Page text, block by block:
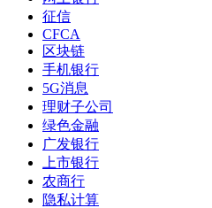
征信
CFCA
区块链
手机银行
5G消息
理财子公司
绿色金融
广发银行
上市银行
农商行
隐私计算